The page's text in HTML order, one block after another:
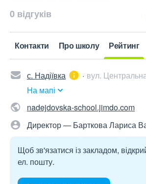
0 відгуків
Контакти Про школу Рейтинг
с. Надіївка
вул.
На мапі
nadejdovska-school.jimdo.com
Директор — Барткова Лариса
Щоб зв'язатися із закладом,
ел. пошту.